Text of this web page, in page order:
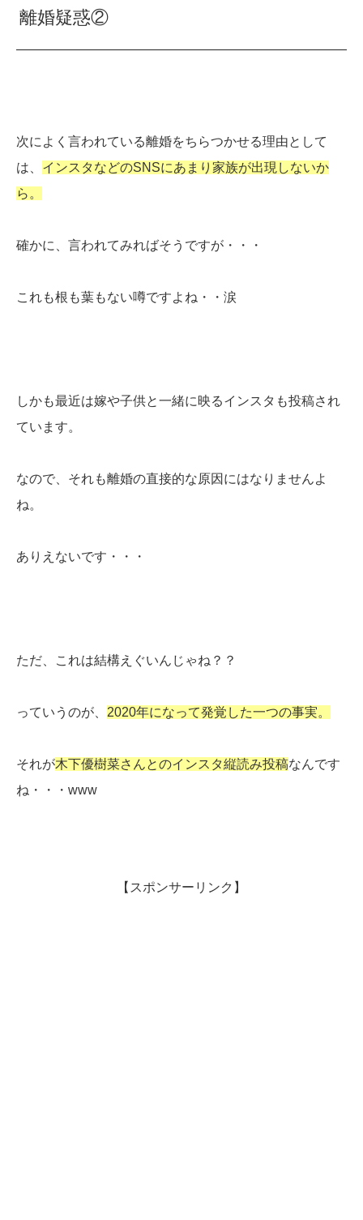
離婚疑惑②
次によく言われている離婚をちらつかせる理由として
は、 インスタなどのSNSにあまり家族が出現しないか
ら。
確かに、言われてみればそうですが・・・
これも根も葉もない噂ですよね・・涙
しかも最近は嫁や子供と一緒に映るインスタも投稿され
ています。
なので、それも離婚の直接的な原因にはなりませんよ
ね。
ありえないです・・・
ただ、これは結構えぐいんじゃね？？
っていうのが、 2020年になって発覚した一つの事実。
それが木下優樹菜さんとのインスタ縦読み投稿なんです
ね・・・www
【スポンサーリンク】